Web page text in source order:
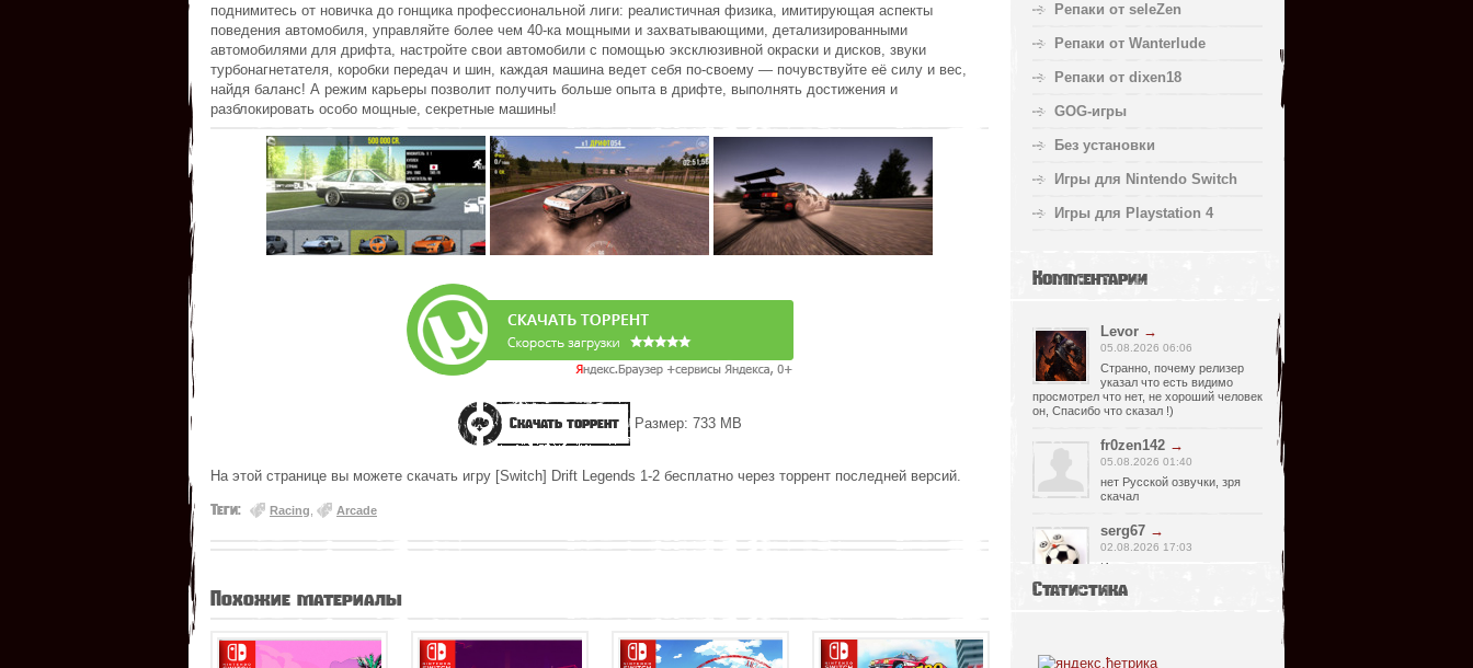
поднимитесь от новичка до гонщика профессиональной лиги: реалистичная физика, имитирующая аспекты
поведения автомобиля, управляйте более чем 40-ка мощными и захватывающими, детализированными
автомобилями для дрифта, настройте свои автомобили с помощью эксклюзивной окраски и дисков, звуки
турбонагнетателя, коробки передач и шин, каждая машина ведет себя по-своему — почувствуйте её силу и вес,
найдя баланс! А режим карьеры позволит получить больше опыта в дрифте, выполнять достижения и
разблокировать особо мощные, секретные машины!
Скачать торрент Размер: 733 MB
На этой странице вы можете скачать игру [Switch] Drift Legends 1-2 бесплатно через торрент последней версий.
Теги: Racing Arcade
Похожие материалы
Репаки от seleZen
Репаки от Wanterlude
Репаки от dixen18
GOG-игры
Без установки
Игры для Nintendo Switch
Игры для Playstation 4
Комментарии
Levor →
05.08.2026 06:06
Странно, почему релизер
указал что есть видимо
просмотрел что нет, не хороший человек
он, Спасибо что сказал !)
fr0zen142 →
05.08.2026 01:40
нет Русской озвучки, зря
скачал
serg67 →
02.08.2026 17:03
Игра интересная,а снизил
уменьшения экрана,играешь только на
glbvoyea5806
Статистика